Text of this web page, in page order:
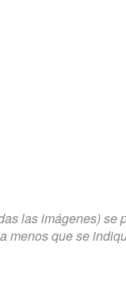
las imágenes) se
menos que se